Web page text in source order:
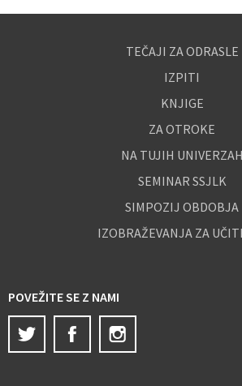
TEČAJI ZA ODRASLE
IZPITI
KNJIGE
ZA OTROKE
NA TUJIH UNIVERZAH
SEMINAR SSJLK
SIMPOZIJ OBDOBJA
IZOBRAŽEVANJA ZA
POVEŽITE SE Z NAMI
Twitter
Facebook